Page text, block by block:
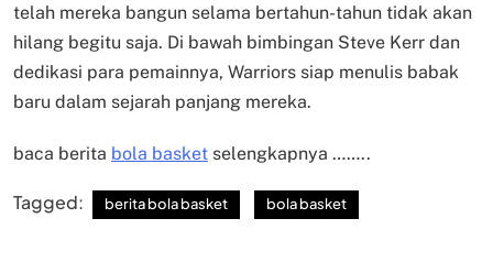
telah mereka bangun selama bertahun-tahun tidak akan
hilang begitu saja. Di bawah bimbingan Steve Kerr dan
dedikasi para pemainnya, Warriors siap menulis babak
baru dalam sejarah panjang mereka.
baca berita bola basket selengkapnya ……..
Tagged: berita bola basket bola basket